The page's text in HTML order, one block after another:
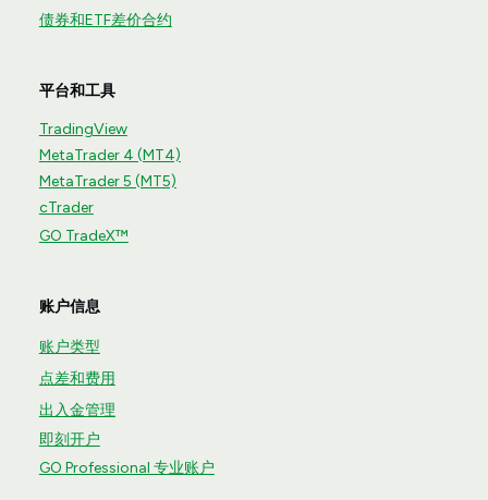
债券和ETF差价合约
平台和工具
TradingView
MetaTrader 4 (MT4)
MetaTrader 5 (MT5)
cTrader
GO TradeX™
账户信息
账户类型
点差和费用
出入金管理
即刻开户
GO Professional 专业账户